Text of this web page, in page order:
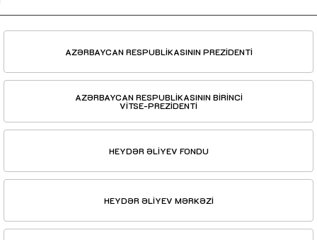
AZƏRBAYCAN RESPUBLİKASININ PREZİDENTİ
AZƏRBAYCAN RESPUBLİKASININ BİRİNCİ
VİTSE-PREZİDENTİ
HEYDƏR ƏLİYEV FONDU
HEYDƏR ƏLİYEV MƏRKƏZİ